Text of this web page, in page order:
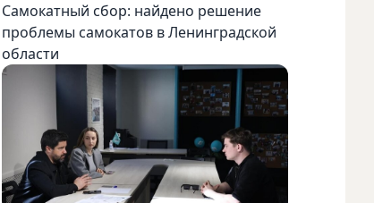
Самокатный сбор: найдено решение
проблемы самокатов в Ленинградской
области